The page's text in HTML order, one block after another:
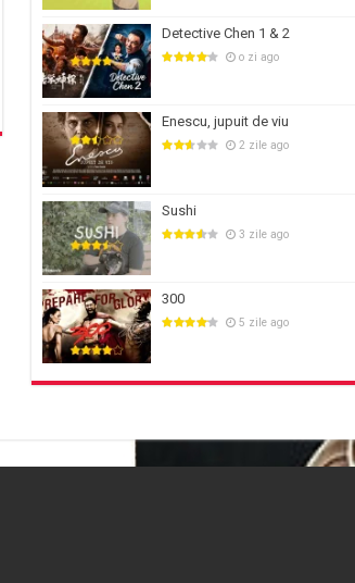
Detective Chen 1 & 2
o zi ago
Enescu, jupuit de viu
2 zile ago
Sushi
3 zile ago
300
5 zile ago